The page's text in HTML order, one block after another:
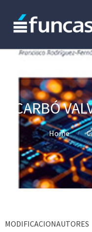
CARBÓ
Home
MODIFICACIONAUTORES